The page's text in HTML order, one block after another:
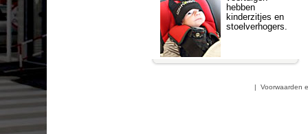
hebben
kinderzitjes en
stoelverhogers.
| Voorwaarden